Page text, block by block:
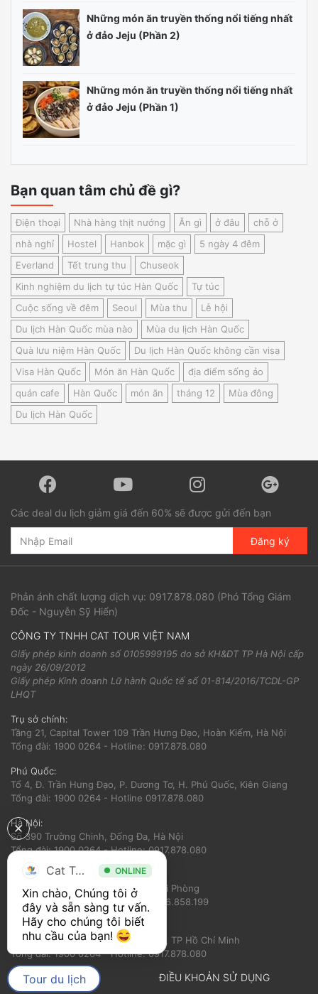
Những món ăn truyền thống nổi tiếng nhất
ở đảo Jeju (Phần 2)
Những món ăn truyền thống nổi tiếng nhất
ở đảo Jeju (Phần 1)
Bạn quan tâm chủ đề gì?
Điện thoại Nhà hàng thịt nướng Ăn gì ở đâu
chỗ ở
nhà nghỉ
Hostel Hanbok mặc gì
5 ngày 4 đêm
Everland
Tết trung thu
Chuseok
Kinh nghiệm du lịch tự túc Hàn Quốc
Tự túc
Cuộc sống về đêm
Seoul Mùa thu
Lễ hội
Du lịch Hàn Quốc mùa nào
Mùa du lịch Hàn Quốc
Quà lưu niệm Hàn Quốc
Du lịch Hàn Quốc không cần visa
Visa Hàn Quốc
Món ăn Hàn Quốc
địa điểm sống ảo
quán cafe
Hàn Quốc món ăn tháng 12
Mùa đông
Du lịch Hàn Quốc
Các deal du lịch giảm giá đến 60% sẽ được gửi đến bạn
Đăng ký
Phản ánh chất lượng dịch vụ: 0917.878.080 (Phó Tổng Giám
Đốc - Nguyễn Sỹ Hiển)
CÔNG TY TNHH CAT TOUR VIỆT NAM
Giấy phép kinh doanh số 0105999195 do sở KH&ĐT TP Hà Nội cấp
ngày 26/09/2012
Giấy phép Kinh doanh Lữ hành Quốc tế số 01-814/2016/TCDL-GP
LHQT
Trụ sở chính:
Tầng 21, Capital Tower 109 Trần Hưng Đạo, Hoàn Kiếm, Hà Nội
Tổng đài: 1900 0264 - Hotline: 0917.878.080
Phú Quốc:
Tổ 4, Đ. Trần Hưng Đạo, P. Dương Tơ, H. Phú Quốc, Kiên Giang
Tổng đài: 1900 0264 - Hotline 0917.878.080
Hà Nội:
Số 390 Trường Chinh, Đống Đa, Hà Nội
Tổng đài: 1900 0264 - Hotline: 0917.878.080
Hải Phòng:
Số 56 Nguyễn Trãi, Ngô Quyền, Hải Phòng
Tổng đài: 1900 0264 - Hotline: 0936.858.199
Hồ Chí Minh:
360 Nguyễn Thị Minh Khai, Quận 3, TP Hồ Chí Minh
Tổng đài: 1900 0264 - Hotline: 0917.878.080
VỀ CATTOUR
ĐIỀU KHOẢN SỬ DỤNG
Cat Tour ONLINE
Xin chào, Chúng tôi ở
đây và sẵn sàng tư vấn.
Hãy cho chúng tôi biết
nhu cầu của bạn!
Tour du lịch